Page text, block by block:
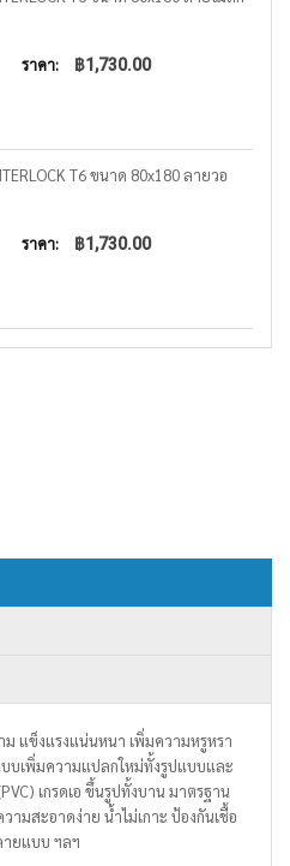
฿1,730.00
T6 ขนาด 80x180 ลายวอ
฿1,730.00
แข็งแรงแน่นหนา เพิ่มความหรูหรา
บเพิ่มความแปลกใหม่ทั้งรูปแบบและ
เกรดเอ ขึ้นรูปทั้งบาน มาตรฐาน
มสะอาดง่าย น้ำไม่เกาะ ป้องกันเชื้อ
ายแบบ ฯลฯ